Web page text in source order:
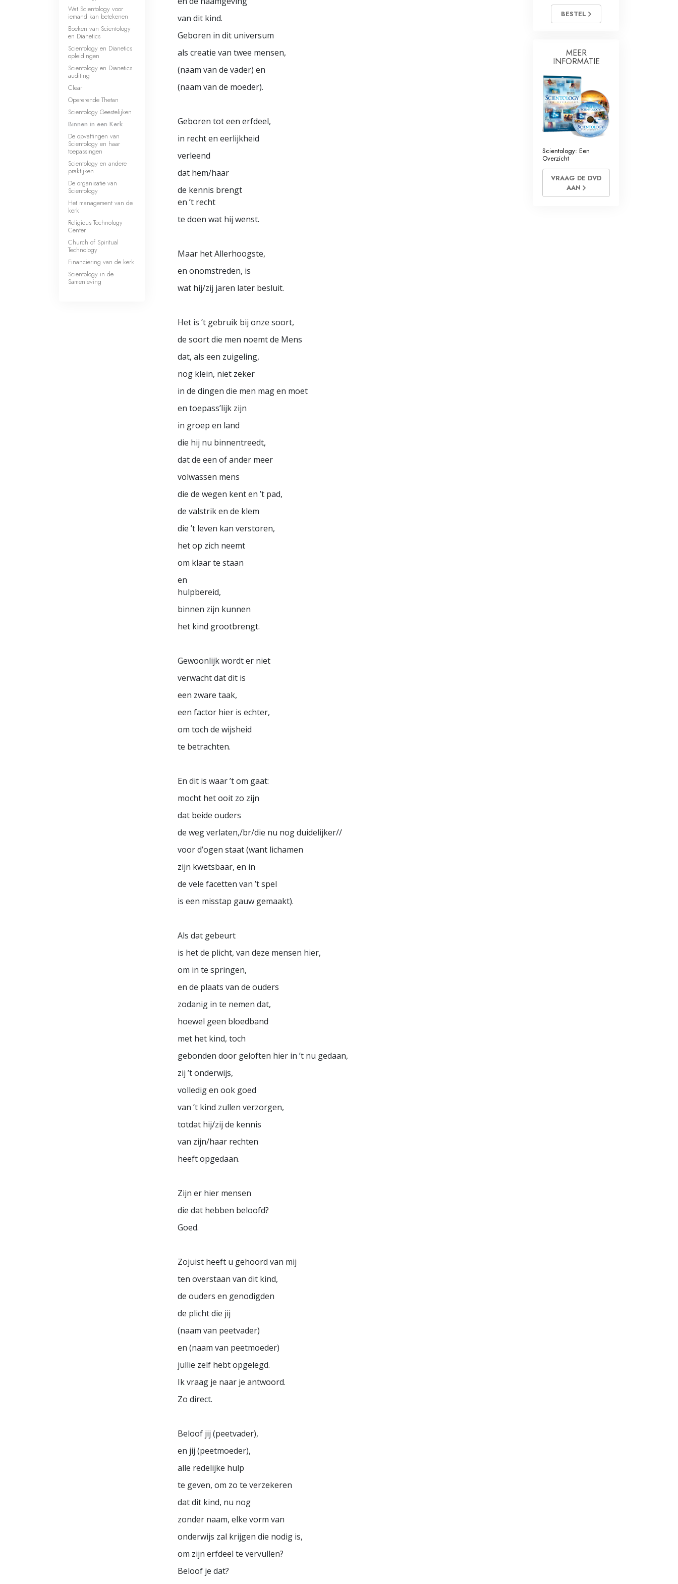
van dit kind.
Geboren in dit universum
als creatie van twee mensen,
(naam van de vader) en
(naam van de moeder).
Geboren tot een erfdeel,
in recht en eerlijkheid
verleend
dat hem/haar
de kennis brengt
en ’t recht
te doen wat hij wenst.
Maar het Allerhoogste,
en onomstreden, is
wat hij/zij jaren later besluit.
Het is ’t gebruik bij onze soort,
de soort die men noemt de Mens
dat, als een zuigeling,
nog klein, niet zeker
in de dingen die men mag en moet
en toepass’lijk zijn
in groep en land
die hij nu binnentreedt,
dat de een of ander meer
volwassen mens
die de wegen kent en ’t pad,
de valstrik en de klem
die ’t leven kan verstoren,
het op zich neemt
om klaar te staan
en
hulpbereid,
binnen zijn kunnen
het kind grootbrengt.
Gewoonlijk wordt er niet
verwacht dat dit is
een zware taak,
een factor hier is echter,
om toch de wijsheid
te betrachten.
En dit is waar ’t om gaat:
mocht het ooit zo zijn
dat beide ouders
de weg verlaten,/br/die nu nog duidelijker//
voor d’ogen staat (want lichamen
zijn kwetsbaar, en in
de vele facetten van ’t spel
is een misstap gauw gemaakt).
Als dat gebeurt
is het de plicht, van deze mensen hier,
om in te springen,
en de plaats van de ouders
zodanig in te nemen dat,
hoewel geen bloedband
met het kind, toch
gebonden door geloften hier in ’t nu gedaan,
zij ’t onderwijs,
volledig en ook goed
van ’t kind zullen verzorgen,
totdat hij/zij de kennis
van zijn/haar rechten
heeft opgedaan.
Zijn er hier mensen
die dat hebben beloofd?
Goed.
Zojuist heeft u gehoord van mij
ten overstaan van dit kind,
de ouders en genodigden
de plicht die jij
(naam van peetvader)
en (naam van peetmoeder)
jullie zelf hebt opgelegd.
Ik vraag je naar je antwoord.
Zo direct.
Beloof jij (peetvader),
en jij (peetmoeder),
alle redelijke hulp
te geven, om zo te verzekeren
dat dit kind, nu nog
zonder naam, elke vorm van
onderwijs zal krijgen die nodig is,
om zijn erfdeel te vervullen?
Beloof je dat?
Wat Scientology voor
iemand kan betekenen
Boeken van Scientology
en Dianetics
Scientology en Dianetics
opleidingen
Scientology en Dianetics
auditing
Clear
Opererende Thetan
Scientology Geestelijken
Binnen in een Kerk
De opvattingen van
Scientology en haar
toepassingen
Scientology en andere
praktijken
De organisatie van
Scientology
Het management van de
kerk
Religious Technology
Center
Church of Spiritual
Technology
Financiering van de kerk
Scientology in de
Samenleving
BESTEL
MEER
INFORMATIE
Scientology: Een
Overzicht
VRAAG DE DVD
AAN